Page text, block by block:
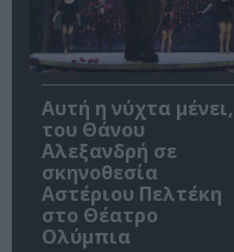
Αυτή η νύχτα μένει,
του Θάνου
Αλεξανδρή σε
σκηνοθεσία
Αστέριου Πελτέκη
στο Θέατρο
Ολύμπια